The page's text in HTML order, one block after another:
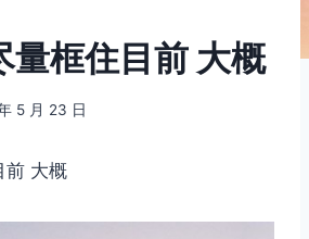
框住目前 大概
5 月 23 日
前 大概